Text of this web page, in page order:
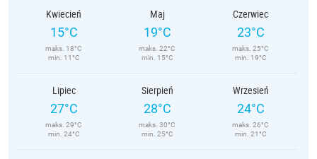
Kwiecień
15°C
maks. 18°C
min. 11°C
Maj
19°C
maks. 22°C
min. 15°C
Czerwiec
23°C
maks. 25°C
min. 19°C
Lipiec
27°C
maks. 29°C
min. 24°C
Sierpień
28°C
maks. 30°C
min. 25°C
Wrzesień
24°C
maks. 26°C
min. 21°C